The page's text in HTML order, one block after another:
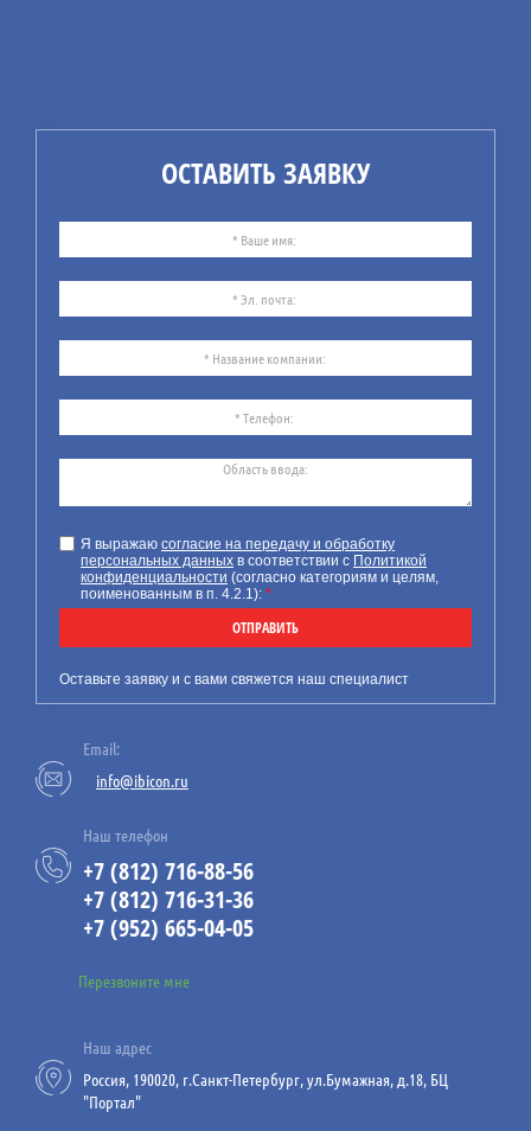
Компания ИБИКОН
предлагает Вашему
вниманию информацию по
использования системы
управления безопасностью
документации на маломерное
Компания ИБИКОН
предлагает Вашему
вниманию информацию по
новым обязательным
требованиям к технической
маломерные суда.
23
Работы на высоте и за бортом
предлагает Вашему
вниманию практические
рекомендации по
ОСТАВИТЬ ЗАЯВКУ
Я выражаю согласие на передачу и обработку
персональных данных в соответствии с Политикой
конфиденциальности (согласно категориям и целям,
поименованным в п. 4.2.1): *
ОТПРАВИТЬ
Оставьте заявку и с вами свяжется наш специалист
Email:
info@ibicon.ru
Наш телефон
+7 (812) 716-88-56
+7 (812) 716-31-36
+7 (952) 665-04-05
Перезвоните мне
Наш адрес
Россия, 190020, г.Санкт-Петербург, ул.Бумажная, д.18, БЦ
"Портал"